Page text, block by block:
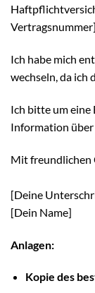
Ich habe mich
wechseln, da ich
Ich bitte um eine
Information
Mit freundlichen
[Deine
[Dein Name]
Anlagen:
Kopie des